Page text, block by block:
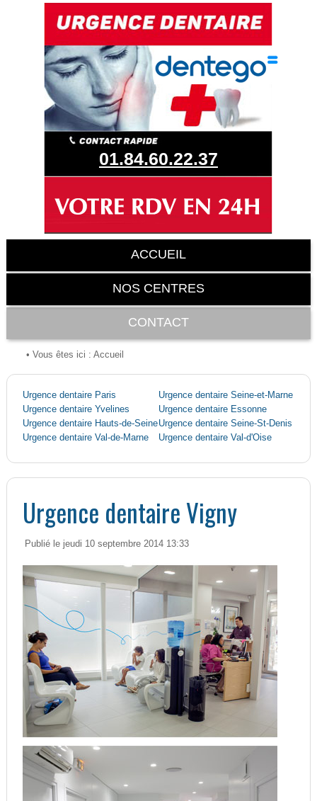
01.84.60.22.37
ACCUEIL
NOS CENTRES
CONTACT
• Vous êtes ici : Accueil
Urgence dentaire Paris
Urgence dentaire Seine-et-Marne
Urgence dentaire Yvelines
Urgence dentaire Essonne
Urgence dentaire Hauts-de-SeineUrgence dentaire Seine-St-Denis
Urgence dentaire Val-de-Marne
Urgence dentaire Val-d'Oise
Urgence dentaire Vigny
Publié le jeudi 10 septembre 2014 13:33